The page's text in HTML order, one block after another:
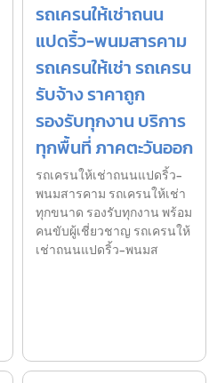
รถเครนให้เช่าถนน
แปดริ้ว-พนมสารคาม
รถเครนให้เช่า รถเครน
รับจ้าง ราคาถูก
รองรับทุกงาน บริการ
ทุกพื้นที่ ภาคตะวันออก
รถเครนให้เช่าถนนแปดริ้ว-
พนมสารคาม รถเครนให้เช่า
ทุกขนาด รองรับทุกงาน พร้อม
คนขับผู้เชี่ยวชาญ รถเครนให้
เช่าถนนแปดริ้ว-พนมส